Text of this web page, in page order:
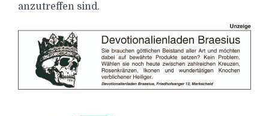
anzutreffen sind.